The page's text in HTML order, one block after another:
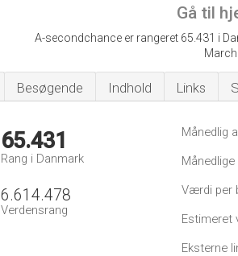
Gå til
A-secondchance er rangeret 65.431 i
Besøgende Indhold Links
65.431
Rang i Danmark
6.614.478
Verdensrang
Månedlig
Værdi per
Estimeret
Eksterne